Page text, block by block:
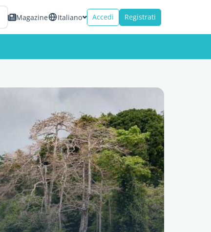
Magazine Italiano Accedi Registrati